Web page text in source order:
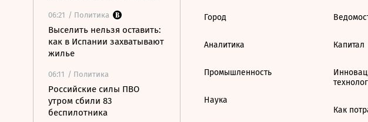
06:21 / Политика
Выселить нельзя оставить:
как в Испании захватывают
жилье
06:11 / Политика
Российские силы ПВО
утром сбили 83
беспилотника
Город
Аналитика
Промышленность
Наука
Капитал
Как